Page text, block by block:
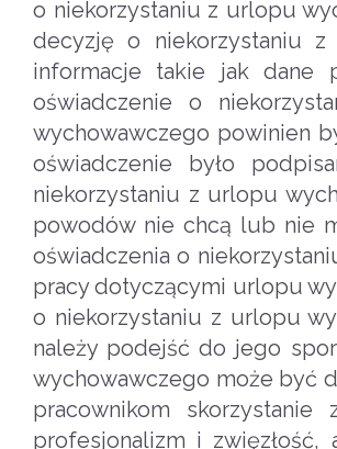
o niekorzystaniu z urlopu
decyzję o niekorzystaniu
informacje takie jak dane
oświadczenie o
wychowawczego powinien
oświadczenie było
niekorzystaniu z urlopu
powodów nie chcą lub nie
oświadczenia o
pracy dotyczącymi urlopu
o niekorzystaniu z urlopu
należy podejść do jego
wychowawczego może być
pracownikom
profesjonalizm i